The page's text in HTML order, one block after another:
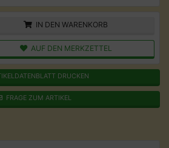
IN DEN WARENKORB
AUF DEN MERKZETTEL
DRUCKEN
FRAGE ZUM ARTIKEL